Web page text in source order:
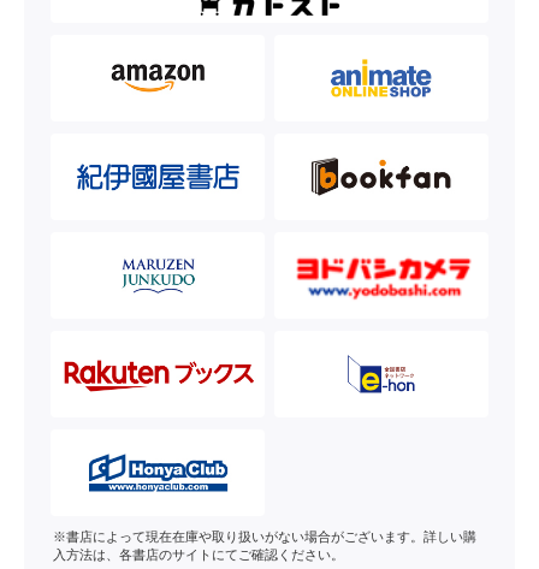
※書店によって現在在庫や取り扱いがない場合がございます。詳しい購
入方法は、各書店のサイトにてご確認ください。